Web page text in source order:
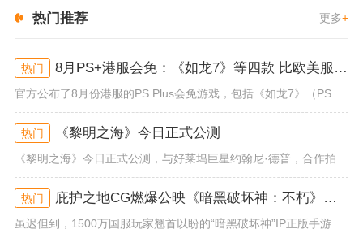
热门推荐 更多+
热门 8月PS+港服会免：《如龙7》等四款 比欧美服多一款
官方公布了8月份港服的PS Plus会免游戏，包括《如龙7》（PS4/PS5）、《小小梦魇》（PS4）、《托尼霍克职业滑...
热门 《黎明之海》今日正式公测
《黎明之海》今日正式公测，与好莱坞巨星约翰尼·德普，合作拍摄的宣传短片《冒险者的游戏》同步上线！沉浸式环球之旅 打造属于...
热门 庇护之地CG燃爆公映《暗黑破坏神：不朽》今日全平台上线
虽迟但到，1500万国服玩家翘首以盼的“暗黑破坏神”IP正版手游《暗黑破坏神：不朽》已于今日全平台上线！动作RPG王者再...